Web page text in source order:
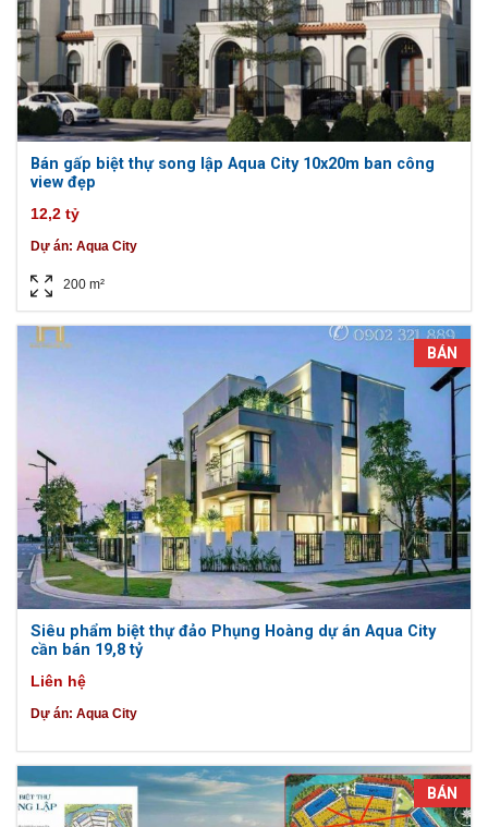
Bán gấp biệt thự song lập Aqua City 10x20m ban công
view đẹp
12,2 tỷ
Dự án: Aqua City
200 m²
BÁN
Siêu phẩm biệt thự đảo Phụng Hoàng dự án Aqua City
cần bán 19,8 tỷ
Liên hệ
Dự án: Aqua City
BÁN